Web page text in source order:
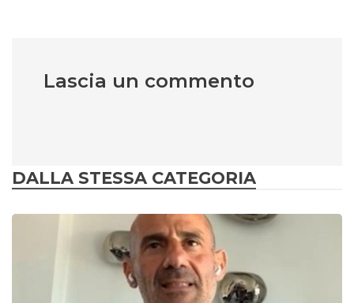
Lascia un commento
DALLA STESSA CATEGORIA